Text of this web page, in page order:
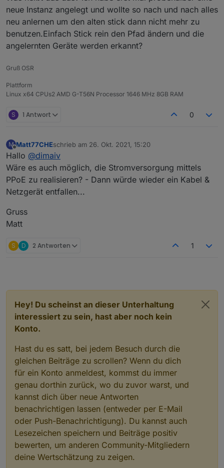
neue Instanz angelegt und wollte so nach und nach alles
neu anlernen um den alten stick dann nicht mehr zu
benutzen.Einfach Stick rein den Pfad ändern und die
angelernten Geräte werden erkannt?
Gruß OSR
Plattform
Linux x64 CPUs2 AMD G-T56N Processor 1646 MHz 8GB RAM
S 1 Antwort 0
M
Offline
Matt77CHEschrieb am 26. Okt. 2021, 15:20
zuletzt editiert von
Hallo @dimaiv
Wäre es auch möglich, die Stromversorgung mittels
PPoE zu realisieren? - Dann würde wieder ein Kabel &
Netzgerät entfallen...
Gruss
Matt
S D 2 Antworten 1
Hey! Du scheinst an dieser Unterhaltung
interessiert zu sein, hast aber noch kein
Konto.
Hast du es satt, bei jedem Besuch durch die
gleichen Beiträge zu scrollen? Wenn du dich
für ein Konto anmeldest, kommst du immer
genau dorthin zurück, wo du zuvor warst, und
kannst dich über neue Antworten
benachrichtigen lassen (entweder per E-Mail
oder Push-Benachrichtigung). Du kannst auch
Lesezeichen speichern und Beiträge positiv
bewerten, um anderen Community-Mitgliedern
deine Wertschätzung zu zeigen.